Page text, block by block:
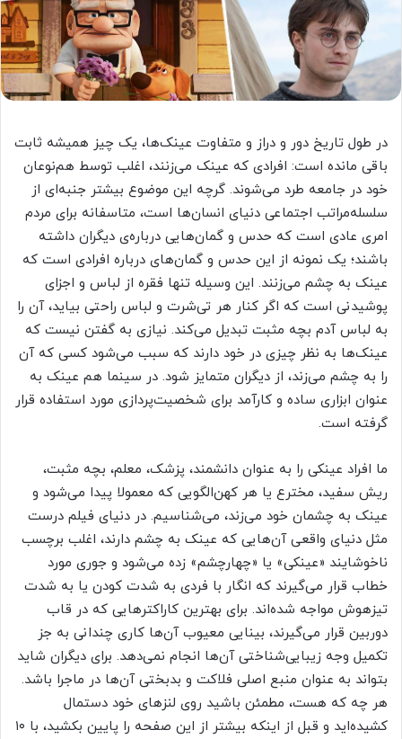
در طول تاریخ دور و دراز و متفاوت عینک‌ها، یک چیز همیشه ثابت
باقی مانده است: افرادی که عینک می‌زنند، اغلب توسط هم‌نوعان
خود در جامعه طرد می‌شوند. گرچه این موضوع بیشتر جنبه‌ای از
سلسله‌مراتب اجتماعی دنیای انسان‌ها است، متاسفانه برای مردم
امری عادی است که حدس و گمان‌هایی درباره‌ی دیگران داشته
باشند؛ یک نمونه از این حدس و گمان‌های درباره‌ افرادی است که
عینک به چشم می‌زنند. این وسیله تنها فقره از لباس و اجزای
پوشیدنی است که اگر کنار هر تی‌شرت و لباس راحتی بیاید، آن را
به لباس آدم بچه مثبت تبدیل می‌کند. نیازی به گفتن نیست که
عینک‌ها به نظر چیزی در خود دارند که سبب می‌شود کسی که آن‌
را به چشم می‌زند، از دیگران متمایز شود. در سینما هم عینک به
عنوان ابزاری ساده و کارآمد برای شخصیت‌پردازی مورد استفاده قرار
گرفته‌ است.
ما افراد عینکی را به عنوان دانشمند، پزشک، معلم، بچه مثبت،
ریش سفید، مخترع یا هر کهن‌الگویی که معمولا پیدا می‌شود و
عینک به چشمان خود می‌زند، می‌شناسیم. در دنیای فیلم درست
مثل دنیای واقعی آن‌هایی که عینک به چشم دارند، اغلب برچسب
ناخوشایند «عینکی» یا «چهارچشم» زده می‌شود و جوری مورد
خطاب قرار می‌گیرند که انگار با فردی به شدت کودن یا به شدت
تیز‌هوش مواجه شده‌اند. برای بهترین کاراکتر‌هایی که در قاب
دوربین قرار می‌گیرند، بینایی معیوب آن‌ها کاری چندانی به جز
تکمیل وجه زیبایی‌شناختی آن‌ها انجام نمی‌دهد. برای دیگران شاید‌
بتواند به عنوان منبع اصلی فلاکت و بدبختی آن‌ها در ماجرا باشد.
هر چه که هست، مطمئن باشید روی لنز‌های خود دستمال
کشیده‌اید و قبل از اینکه بیشتر از این صفحه را پایین بکشید، با ۱۰